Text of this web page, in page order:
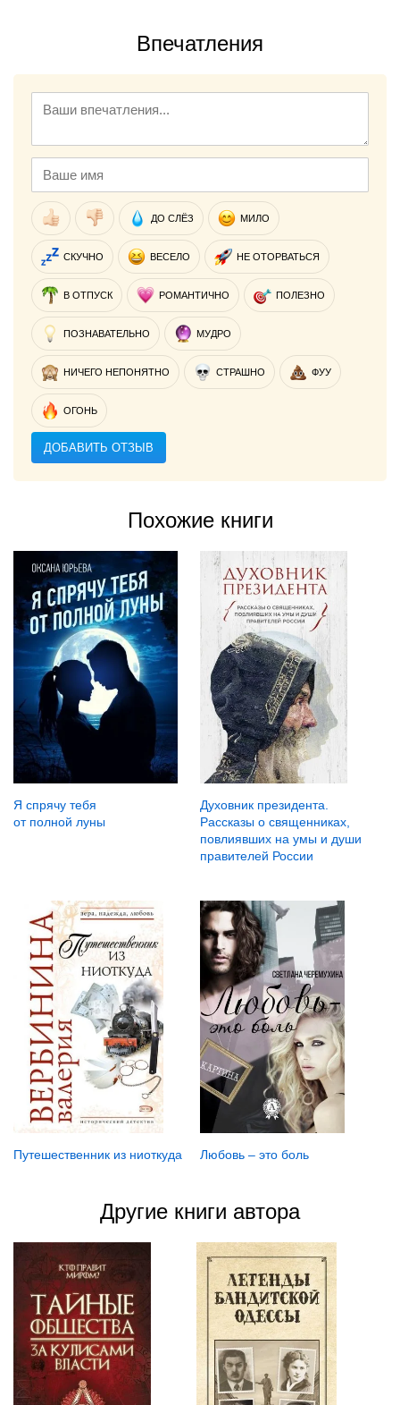
Впечатления
ДО СЛЁЗ МИЛО
СКУЧНО ВЕСЕЛО НЕ ОТОРВАТЬСЯ
В ОТПУСК РОМАНТИЧНО ПОЛЕЗНО
ПОЗНАВАТЕЛЬНО МУДРО
НИЧЕГО НЕПОНЯТНО СТРАШНО ФУУ
ОГОНЬ
ДОБАВИТЬ ОТЗЫВ
Похожие книги
Я спрячу тебя
от полной луны
Духовник президента.
Рассказы о священниках,
повлиявших на умы и души
правителей России
Путешественник из ниоткуда Любовь – это боль
Другие книги автора